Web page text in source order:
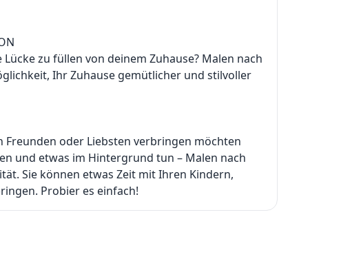
zu füllen von deinem Zuhause? Malen nach
Ihr Zuhause gemütlicher und stilvoller
Freunden oder Liebsten verbringen möchten
und etwas im Hintergrund tun – Malen nach
Sie können etwas Zeit mit Ihren Kindern,
Probier es einfach!